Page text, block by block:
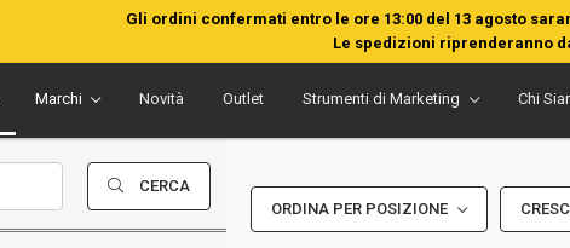
Gli ordini confermati entro le ore 13:00 del 13 agosto
Le spedizioni riprenderanno
Marchi Novità Outlet Strumenti di Marketing Chi
CERCA
ORDINA PER POSIZIONE